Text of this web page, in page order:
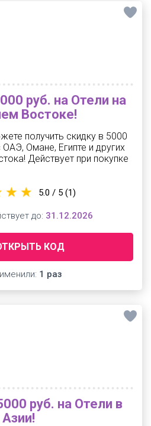
руб. на Отели на
Востоке!
получить скидку в 5000
ОАЭ, Омане, Египте и других
Действует при покупке
КОД
1 раз
5.0 / 5 (1)
до: 31.12.2026
руб. на Отели в
Азии!